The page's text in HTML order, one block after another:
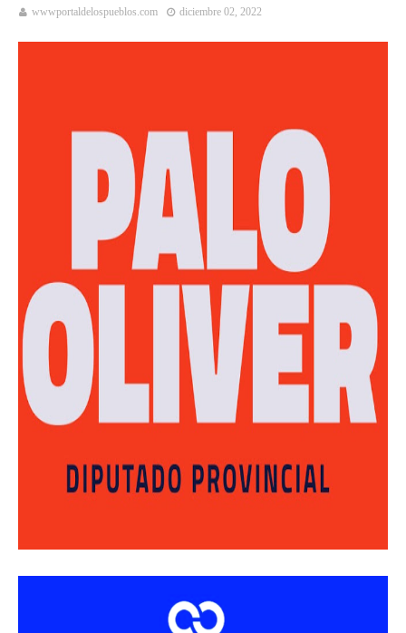
wwwportaldelospueblos.com diciembre 02, 2022